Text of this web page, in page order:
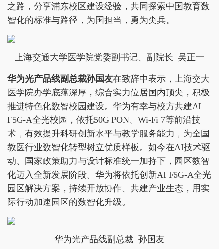
之路，分享浦东校区建设经验，共同探索中国教育数
智化的标准与路径，为国担当，勇为尖兵。
上海交通大学医学院党委副书记、副院长 吴正一
华为光产品线副总裁孙国友在致辞中表示，上海交大
医学院办学底蕴深厚，综合实力位居国内顶尖，积极
推进特色化数智校园建设。华为有幸与校方共建AI
F5G-A全光校园，依托50G PON、Wi-Fi 7等前沿技
术，有效提升科研创新水平与教学服务能力，为全国
教医行业数智化转型树立优质样板。如今在AI技术驱
动、国家政策助力与设计标准统一加持下，园区数智
化迈入全新发展阶段。华为将依托创新AI F5G-A全光
园区解决方案，持续开放协作、共建产业生态，用实
际行动加速园区的数智化升级。
华为光产品线副总裁 孙国友